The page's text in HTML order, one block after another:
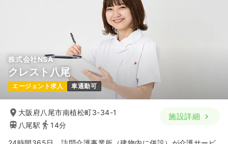
株式会社NSA
クレスト八尾
エージェント求人 車通勤可
大阪府八尾市南植松町3-34-1
八尾駅
14分
施設詳細